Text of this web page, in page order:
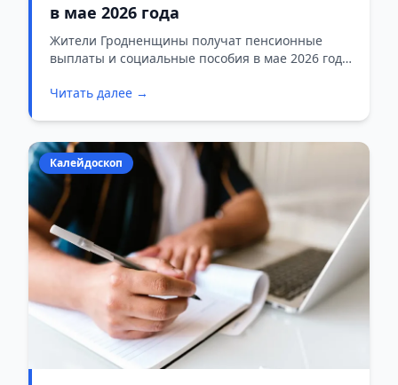
в мае 2026 года
Жители Гродненщины получат пенсионные
выплаты и социальные пособия в мае 2026 года
Перечисление средств на банковские карты и
Читать далее →
Калейдоскоп